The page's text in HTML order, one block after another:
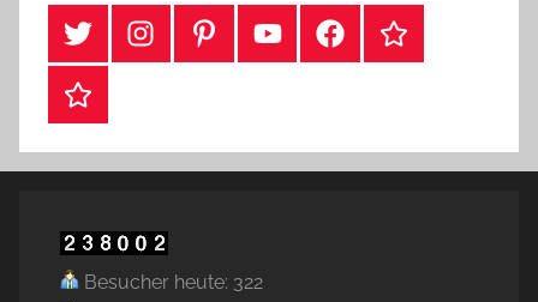
#TwitterInstagramPinterestYouTubeFacebookTikTok
Webshop
Besucher heute: 322